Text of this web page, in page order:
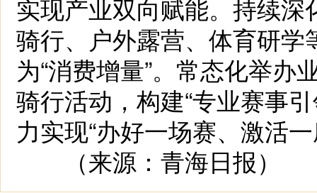
实现产业双向赋能。持续深
骑行、户外露营、体育研学
为“消费增量”。常态化举
骑行活动，构建“专业赛事
力实现“办好一场赛、激活
（来源：青海日报）